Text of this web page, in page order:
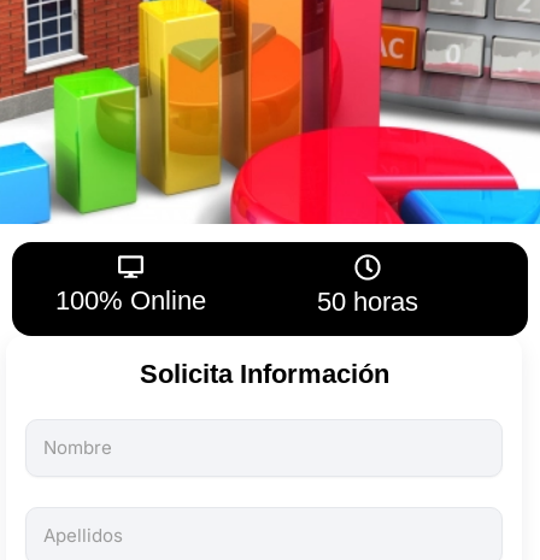
100% Online 50 horas
Solicita Información
Todos
los
son
obligatorios.